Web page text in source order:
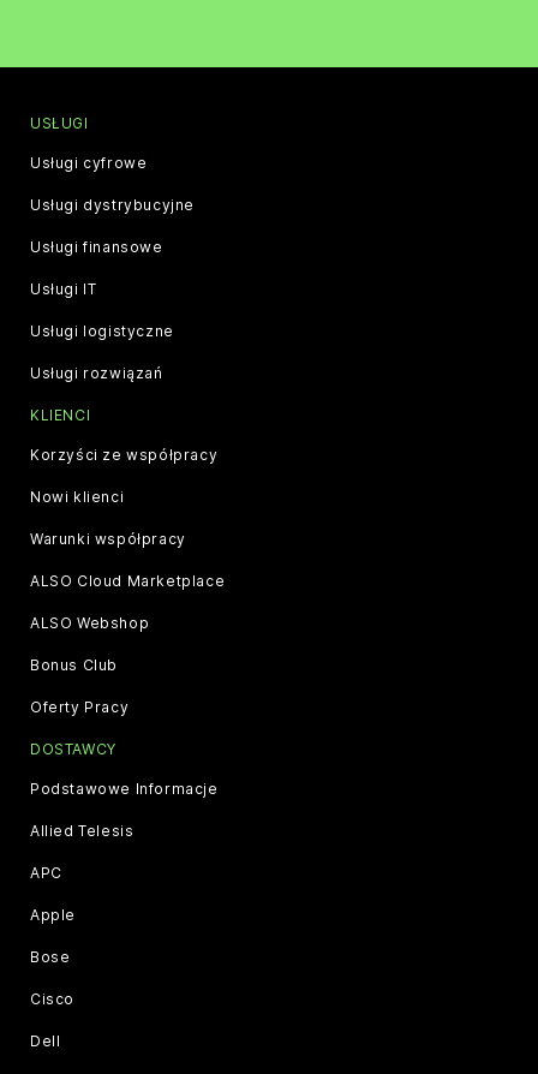
USŁUGI
Usługi cyfrowe
Usługi dystrybucyjne
Usługi finansowe
Usługi IT
Usługi logistyczne
Usługi rozwiązań
KLIENCI
Korzyści ze współpracy
Nowi klienci
Warunki współpracy
ALSO Cloud Marketplace
ALSO Webshop
Bonus Club
Oferty Pracy
DOSTAWCY
Podstawowe Informacje
Allied Telesis
APC
Apple
Bose
Cisco
Dell